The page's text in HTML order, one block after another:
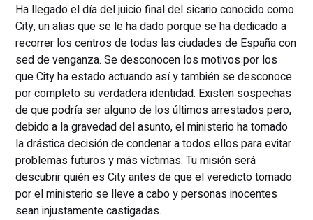
Ha llegado el día del juicio final del sicario conocido como
City, un alias que se le ha dado porque se ha dedicado a
recorrer los centros de todas las ciudades de España con
sed de venganza. Se desconocen los motivos por los
que City ha estado actuando así y también se desconoce
por completo su verdadera identidad. Existen sospechas
de que podría ser alguno de los últimos arrestados pero,
debido a la gravedad del asunto, el ministerio ha tomado
la drástica decisión de condenar a todos ellos para evitar
problemas futuros y más víctimas. Tu misión será
descubrir quién es City antes de que el veredicto tomado
por el ministerio se lleve a cabo y personas inocentes
sean injustamente castigadas.